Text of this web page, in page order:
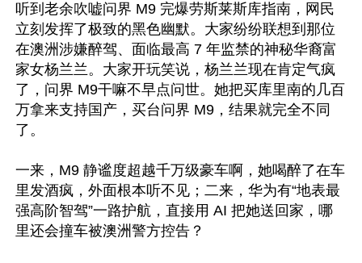
听到老余吹嘘问界 M9 完爆劳斯莱斯库指南，网民
立刻发挥了极致的黑色幽默。大家纷纷联想到那位
在澳洲涉嫌醉驾、面临最高 7 年监禁的神秘华裔富
家女杨兰兰。大家开玩笑说，杨兰兰现在肯定气疯
了，问界 M9干嘛不早点问世。她把买库里南的几百
万拿来支持国产，买台问界 M9，结果就完全不同
了。
一来，M9 静谧度超越千万级豪车啊，她喝醉了在车
里发酒疯，外面根本听不见；二来，华为有“地表最
强高阶智驾”一路护航，直接用 AI 把她送回家，哪
里还会撞车被澳洲警方控告？